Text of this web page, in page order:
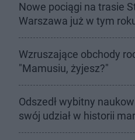
Nowe pociągi na trasie
Warszawa już w tym
Wzruszające obchody
"Mamusiu, żyjesz?"
Odszedł wybitny
swój udział w historii